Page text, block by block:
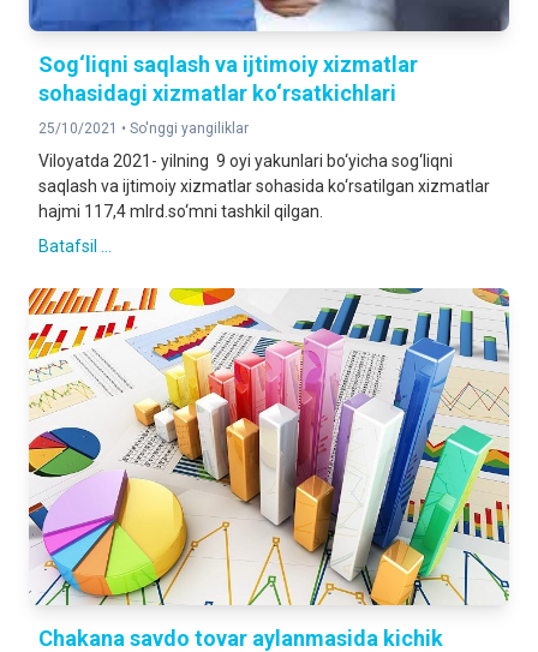
Sog‘liqni saqlash va ijtimoiy xizmatlar
sohasidagi xizmatlar ko‘rsatkichlari
25/10/2021 • So'nggi yangiliklar
Viloyatda 2021- yilning 9 oyi yakunlari bo‘yicha sog‘liqni
saqlash va ijtimoiy xizmatlar sohasida ko‘rsatilgan xizmatlar
hajmi 117,4 mlrd.so‘mni tashkil qilgan.
Batafsil ...
Chakana savdo tovar aylanmasida kichik